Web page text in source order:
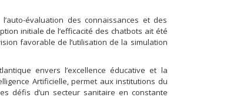
évaluation des connaissances et des
initiale de l’efficacité des chatbots ait été
favorable de l’utilisation de la simulation
envers l’excellence éducative et la
Artificielle, permet aux institutions du
défis d’un secteur sanitaire en constante